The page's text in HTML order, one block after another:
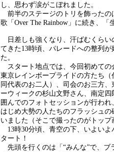
し、思わず涙がこぼれました。
前半のステージのトリを飾ったの
歌「Over The Rainbow」に続き、「
日差しも強くなり、汗ばむくらい
てきた13時頃、パレードへの整列が
た。
スタート地点では、今回初めての
東京レインボープライドの方たち（
同代表のお二人）、司会のお三方、
ーウィークの杉山文野さん、南定四
囲んでのフォトセッションが行われ
はじめ大勢の人たちのフラッシュの
いました（そこで撮ったのがトップ
13時30分頃、青空の下、いよいよ
タート！
先頭を行くのは「“みんな”で、ブ